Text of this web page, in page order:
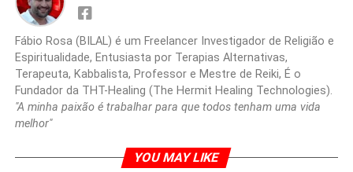
Fábio Rosa (BILAL) é um Freelancer Investigador de Religião e
Espiritualidade, Entusiasta por Terapias Alternativas,
Terapeuta, Kabbalista, Professor e Mestre de Reiki, É o
Fundador da THT-Healing (The Hermit Healing Technologies).
"A minha paixão é trabalhar para que todos tenham uma vida
melhor"
YOU MAY LIKE